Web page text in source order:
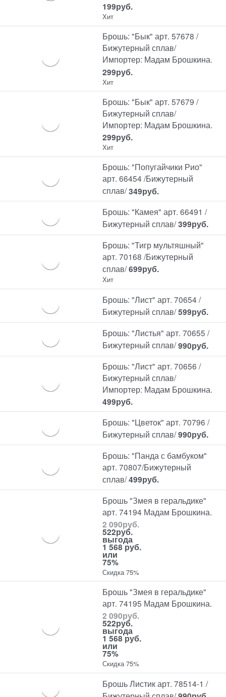
199руб.
Хит
Брошь: "Бык" арт. 57678 /
Бижутерный сплав/
Импортер: Мадам Брошкина.
299руб.
Хит
Брошь: "Бык" арт. 57679 /
Бижутерный сплав/
Импортер: Мадам Брошкина.
299руб.
Хит
Брошь: "Попугайчики Рио"
арт. 66454 /Бижутерный
сплав/349руб.
Брошь: "Камея" арт. 66491 /
Бижутерный сплав/399руб.
Брошь: "Тигр мультяшный"
арт. 70168 /Бижутерный
сплав/699руб.
Хит
Брошь: "Лист" арт. 70654 /
Бижутерный сплав/599руб.
Брошь: "Листья" арт. 70655 /
Бижутерный сплав/990руб.
Брошь: "Лист" арт. 70656 /
Бижутерный сплав/
Импортер: Мадам Брошкина.
499руб.
Брошь: "Цветок" арт. 70796 /
Бижутерный сплав/990руб.
Брошь: "Панда с бамбуком"
арт. 70807/Бижутерный
сплав/499руб.
Брошь "Змея в геральдике"
арт. 74194 Мадам Брошкина.
2 090руб.
522руб.
выгода
1 568 руб.
или
75%
Скидка 75%
Брошь "Змея в геральдике"
арт. 74195 Мадам Брошкина.
2 090руб.
522руб.
выгода
1 568 руб.
или
75%
Скидка 75%
Брошь Листик арт. 78514-1 /